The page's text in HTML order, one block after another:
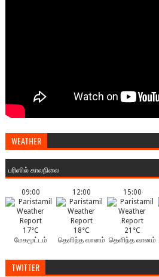
WEATHER
பரிஸில் காலநிலை
09:00
17°C
மேகமூட்டம்
12:00
18°C
தெளிந்த வானம்
15:00
21°C
தெளிந்த வானம்
TWITTER